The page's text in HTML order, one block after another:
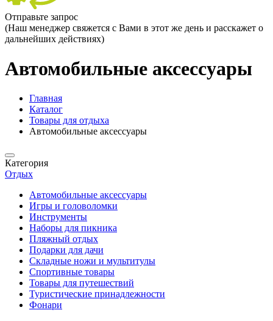
Отправьте запрос
(Наш менеджер свяжется с Вами в этот же день и расскажет о
дальнейших действиях)
Автомобильные аксессуары
Главная
Каталог
Товары для отдыха
Автомобильные аксессуары
Категория
Отдых
Автомобильные аксессуары
Игры и головоломки
Инструменты
Наборы для пикника
Пляжный отдых
Подарки для дачи
Складные ножи и мультитулы
Спортивные товары
Товары для путешествий
Туристические принадлежности
Фонари